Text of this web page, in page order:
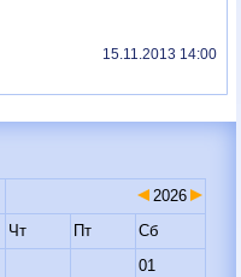
15.11.2013 14:00
2026
Чт Пт
Сб
01